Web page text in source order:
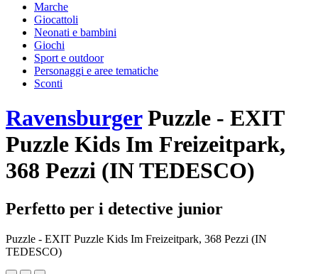
Marche
Giocattoli
Neonati e bambini
Giochi
Sport e outdoor
Personaggi e aree tematiche
Sconti
RavensburgerPuzzle - EXIT
Puzzle Kids Im Freizeitpark,
368 Pezzi (IN TEDESCO)
Perfetto per i detective junior
Puzzle - EXIT Puzzle Kids Im Freizeitpark, 368 Pezzi (IN
TEDESCO)